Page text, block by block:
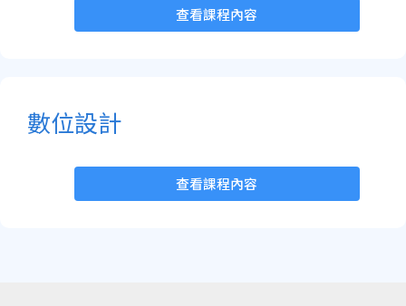
查看課程內容
數位設計
查看課程內容